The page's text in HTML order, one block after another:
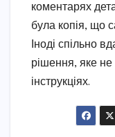
коментарях
була копія, що
Іноді спільно
рішення, яке
інструкціях.